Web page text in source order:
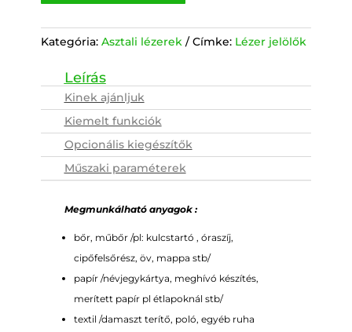
Kategória: Asztali lézerek Címke: Lézer jelölők
Kinek ajánljuk
Kiemelt funkciók
Opcionális kiegészítők
Műszaki paraméterek
Megmunkálható anyagok :
bőr, műbőr /pl: kulcstartó , óraszíj,
cipőfelsőrész, öv, mappa stb/
papír /névjegykártya, meghívó készítés,
merített papír pl étlapoknál stb/
textil /damaszt terítő, poló, egyéb ruha